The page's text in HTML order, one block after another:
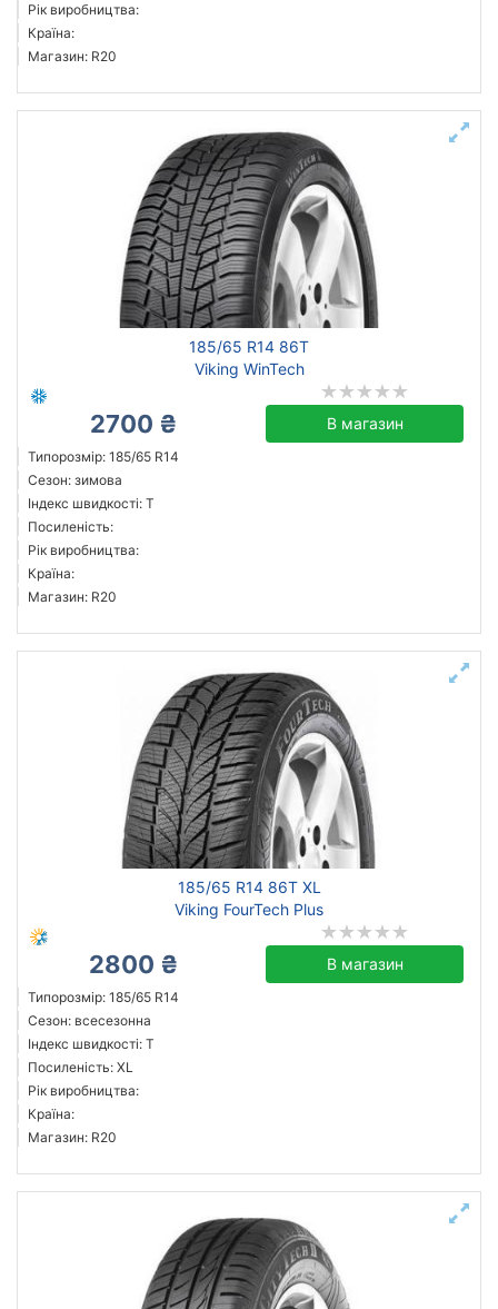
Рік виробництва:
Країна:
Магазин: R20
185/65 R14 86T
Viking WinTech
2700 ₴ В магазин
Типорозмір: 185/65 R14
Сезон: зимова
Індекс швидкості: T
Посиленість:
Рік виробництва:
Країна:
Магазин: R20
185/65 R14 86T XL
Viking FourTech Plus
2800 ₴ В магазин
Типорозмір: 185/65 R14
Сезон: всесезонна
Індекс швидкості: T
Посиленість: XL
Рік виробництва:
Країна:
Магазин: R20